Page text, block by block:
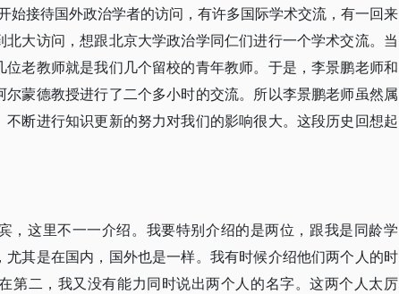
始接待国外政治学者的访问，有许多国际学术交流，有一回来
大访问，想跟北京大学政治学同仁们进行一个学术交流。当
老教师就是我们几个留校的青年教师。于是，李景鹏老师和
蒙德教授进行了二个多小时的交流。所以李景鹏老师虽然属
断进行知识更新的努力对我们的影响很大。这段历史回想起
，这里不一一介绍。我要特别介绍的是两位，跟我是同龄学
其是在国内，国外也是一样。我有时候介绍他们两个人的时
第二，我又没有能力同时说出两个人的名字。这两个人太厉